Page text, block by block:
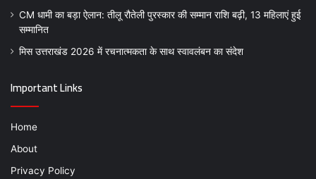
CM धामी का बड़ा ऐलान: तीलू रौतेली पुरस्कार की सम्मान राशि बढ़ी, 13 महिलाएं हुई
सम्मानित
मिस उत्तराखंड 2026 में रचनात्मकता के साथ स्वावलंबन का संदेश
Important Links
Home
About
Privacy Policy